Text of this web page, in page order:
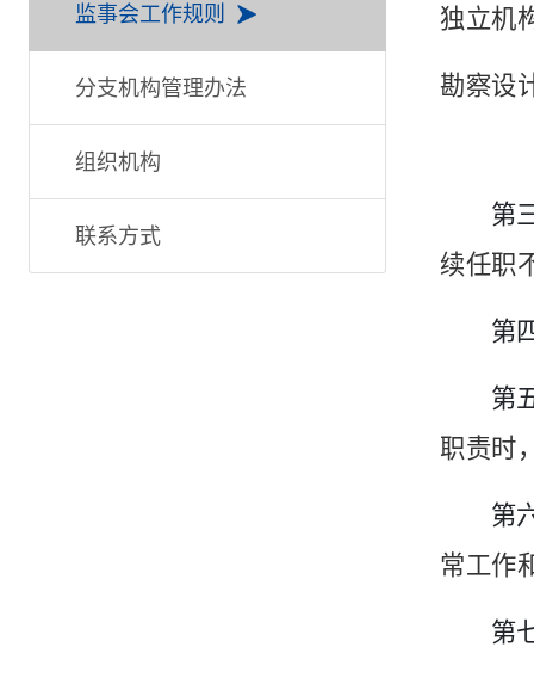
监事会工作规则
分支机构管理办法
组织机构
联系方式
独立机
勘察设
第
续任职
第
第
职责时
第
常工作
第